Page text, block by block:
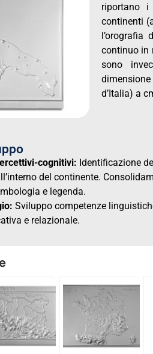
riportano
continenti
continuo in
sono
d’Italia) a
cognitivi: Identificazione
del continente.
e legenda.
Sviluppo competenze
e relazionale.